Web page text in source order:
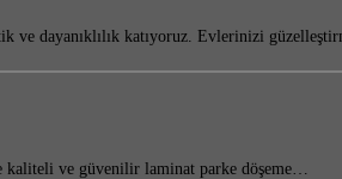
ve dayanıklılık katıyoruz. Evlerinizi
kaliteli ve güvenilir laminat parke döşeme…